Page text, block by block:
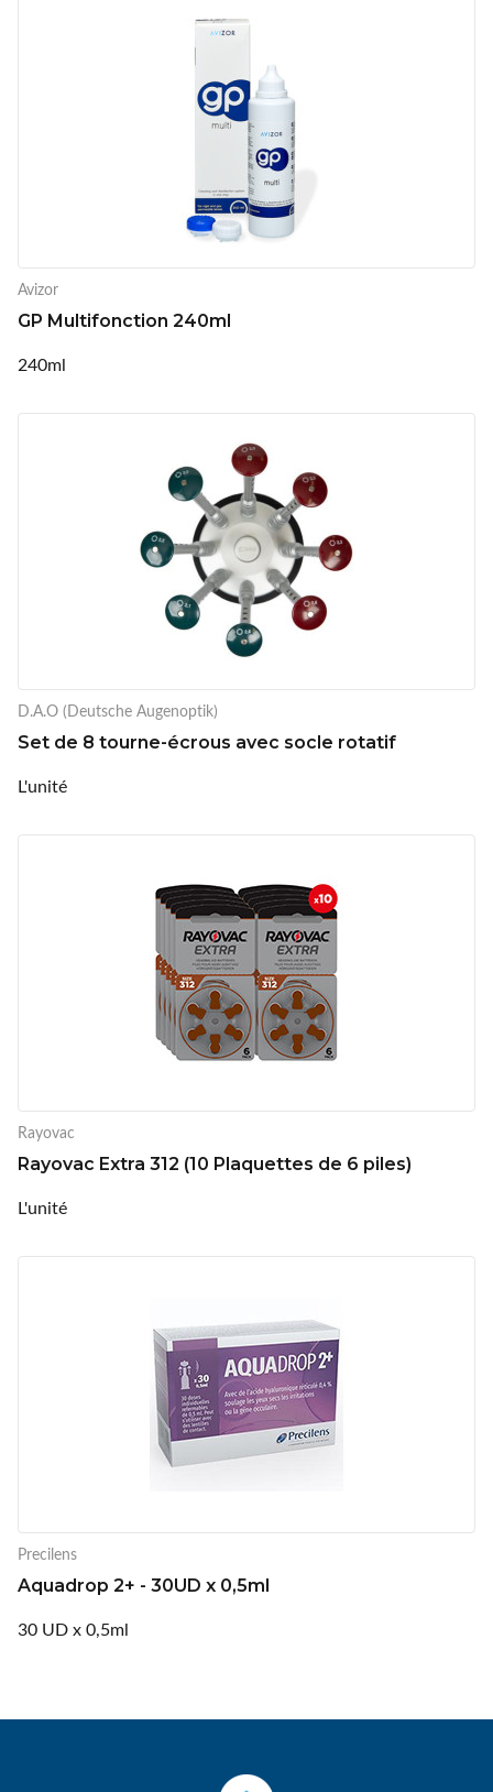
Avizor
GP Multifonction 240ml
240ml
D.A.O (Deutsche Augenoptik)
Set de 8 tourne-écrous avec socle rotatif
L'unité
Rayovac
Rayovac Extra 312 (10 Plaquettes de 6 piles)
L'unité
Precilens
Aquadrop 2+ - 30UD x 0,5ml
30 UD x 0,5ml